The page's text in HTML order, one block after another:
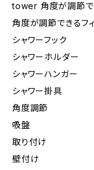
tower 角度が調節で
角度が調節できるフ
シャワーフック
シャワーホルダー
シャワーハンガー
シャワー掛具
角度調節
吸盤
取り付け
壁付け